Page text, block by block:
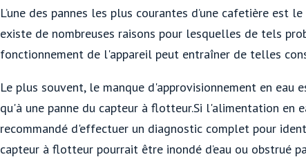
L’une des pannes les plus courantes d’une cafetière est
existe de nombreuses raisons pour lesquelles de tels
fonctionnement de l'appareil peut entraîner de telles
Le plus souvent, le manque d'approvisionnement en eau
qu'à une panne du capteur à flotteur.Si l'alimentation en
recommandé d'effectuer un diagnostic complet pour
capteur à flotteur pourrait être inondé d’eau ou obstrué